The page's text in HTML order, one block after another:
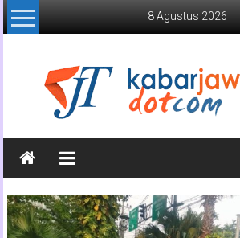
Lompat
ke
8 Agustus 2026
Kabar
Jawa
Timur
Media